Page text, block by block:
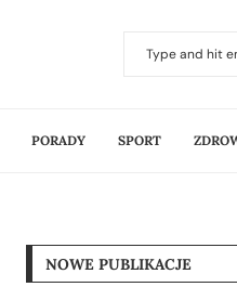
PORADY SPORT
NOWE PUBLIKACJE